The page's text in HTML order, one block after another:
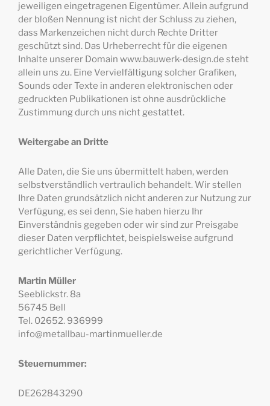
jeweiligen eingetragenen Eigentümer. Allein aufgrund
der bloßen Nennung ist nicht der Schluss zu ziehen,
dass Markenzeichen nicht durch Rechte Dritter
geschützt sind. Das Urheberrecht für die eigenen
Inhalte unserer Domain www.bauwerk-design.de steht
allein uns zu. Eine Vervielfältigung solcher Grafiken,
Sounds oder Texte in anderen elektronischen oder
gedruckten Publikationen ist ohne ausdrückliche
Zustimmung durch uns nicht gestattet.
Weitergabe an Dritte
Alle Daten, die Sie uns übermittelt haben, werden
selbstverständlich vertraulich behandelt. Wir stellen
Ihre Daten grundsätzlich nicht anderen zur Nutzung zur
Verfügung, es sei denn, Sie haben hierzu Ihr
Einverständnis gegeben oder wir sind zur Preisgabe
dieser Daten verpflichtet, beispielsweise aufgrund
gerichtlicher Verfügung.
Martin Müller
Seeblickstr. 8a
56745 Bell
Tel. 02652. 936999
info@metallbau-martinmueller.de
Steuernummer:
DE262843290